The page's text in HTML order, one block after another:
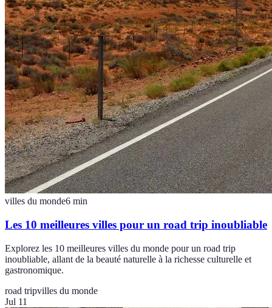
villes du monde6 min
Les 10 meilleures villes pour un road trip inoubliable
Explorez les 10 meilleures villes du monde pour un road trip
inoubliable, allant de la beauté naturelle à la richesse culturelle et
gastronomique.
road tripvilles du monde
Jul 11